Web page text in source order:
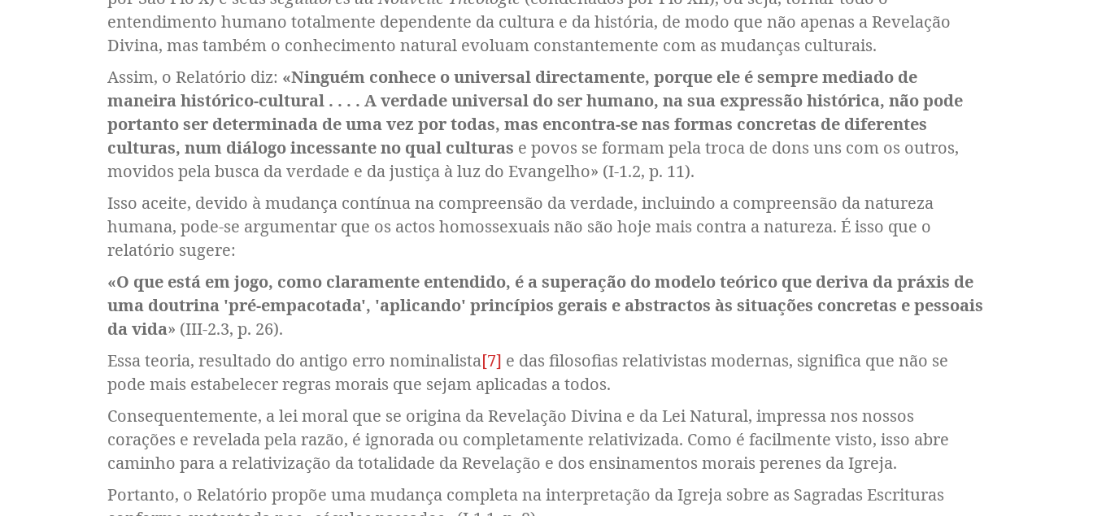
entendimento humano totalmente dependente da cultura e da história, de modo que não apenas a Revelação
Divina, mas também o conhecimento natural evoluam constantemente com as mudanças culturais.
Assim, o Relatório diz: «Ninguém conhece o universal directamente, porque ele é sempre mediado de
maneira histórico-cultural . . . . A verdade universal do ser humano, na sua expressão histórica, não pode
portanto ser determinada de uma vez por todas, mas encontra-se nas formas concretas de diferentes
culturas, num diálogo incessante no qual culturas e povos se formam pela troca de dons uns com os outros,
movidos pela busca da verdade e da justiça à luz do Evangelho» (I-1.2, p. 11).
Isso aceite, devido à mudança contínua na compreensão da verdade, incluindo a compreensão da natureza
humana, pode-se argumentar que os actos homossexuais não são hoje mais contra a natureza. É isso que o
relatório sugere:
«O que está em jogo, como claramente entendido, é a superação do modelo teórico que deriva da práxis de
uma doutrina 'pré-empacotada', 'aplicando' princípios gerais e abstractos às situações concretas e pessoais
da vida» (III-2.3, p. 26).
Essa teoria, resultado do antigo erro nominalista[7] e das filosofias relativistas modernas, significa que não se
pode mais estabelecer regras morais que sejam aplicadas a todos.
Consequentemente, a lei moral que se origina da Revelação Divina e da Lei Natural, impressa nos nossos
corações e revelada pela razão, é ignorada ou completamente relativizada. Como é facilmente visto, isso abre
caminho para a relativização da totalidade da Revelação e dos ensinamentos morais perenes da Igreja.
Portanto, o Relatório propõe uma mudança completa na interpretação da Igreja sobre as Sagradas Escrituras